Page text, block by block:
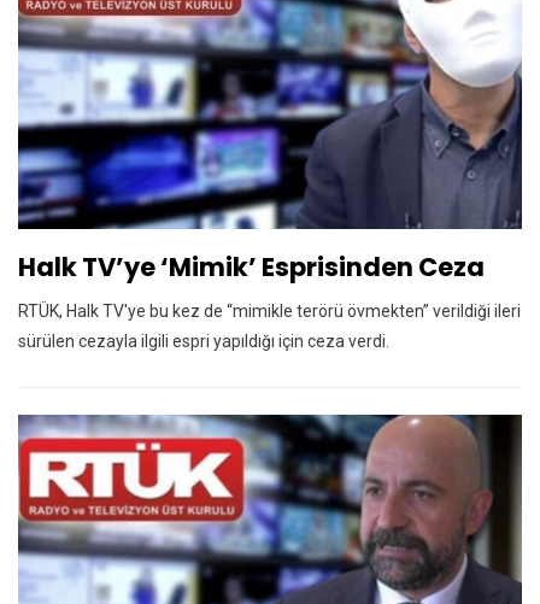
Halk TV’ye ‘mimik’ Esprisinden Ceza
RTÜK, Halk TV'ye bu kez de “mimikle terörü övmekten” verildiği ileri
sürülen cezayla ilgili espri yapıldığı için ceza verdi.